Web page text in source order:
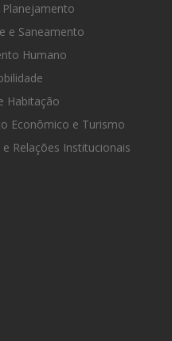
e Saneamento
Humano
Habitação
Econômico e Turismo
Relações Institucionais